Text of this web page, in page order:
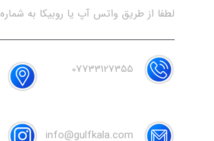
لطفا از طریق واتس آپ یا روبیکا به شماره
07733127355
info@gulfkala.com